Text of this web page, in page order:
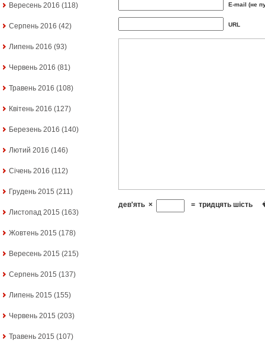
Вересень 2016 (118)
Серпень 2016 (42)
Липень 2016 (93)
Червень 2016 (81)
Травень 2016 (108)
Квітень 2016 (127)
Березень 2016 (140)
Лютий 2016 (146)
Січень 2016 (112)
Грудень 2015 (211)
Листопад 2015 (163)
Жовтень 2015 (178)
Вересень 2015 (215)
Серпень 2015 (137)
Липень 2015 (155)
Червень 2015 (203)
Травень 2015 (107)
E-mail (не
URL
дев'ять × = тридцять шість